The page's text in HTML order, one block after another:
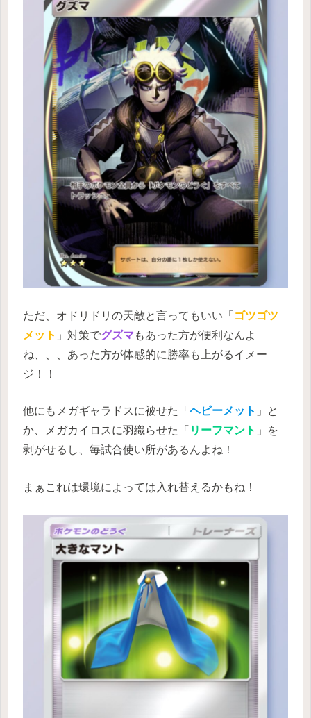
ただ、オドリドリの天敵と言ってもいい「 ゴツゴツ
メット 」対策でグズマ もあった方が便利なんよ
ね、、、あった方が体感的に勝率も上がるイメー
ジ！！
他にもメガギャラドスに被せた「 ヘビーメット 」と
か、メガカイロスに羽織らせた「 リーフマント 」を
剥がせるし、毎試合使い所があるんよね！
まぁこれは環境によっては入れ替えるかもね！